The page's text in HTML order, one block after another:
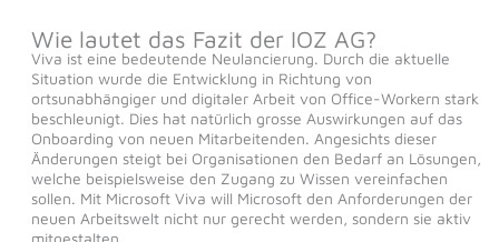
Wie lautet das Fazit der IOZ AG?
Viva ist eine bedeutende Neulancierung. Durch die aktuelle
Situation wurde die Entwicklung in Richtung von
ortsunabhängiger und digitaler Arbeit von Office-Workern stark
beschleunigt. Dies hat natürlich grosse Auswirkungen auf das
Onboarding von neuen Mitarbeitenden. Angesichts dieser
Änderungen steigt bei Organisationen den Bedarf an Lösungen,
welche beispielsweise den Zugang zu Wissen vereinfachen
sollen. Mit Microsoft Viva will Microsoft den Anforderungen der
neuen Arbeitswelt nicht nur gerecht werden, sondern sie aktiv
mitgestalten.